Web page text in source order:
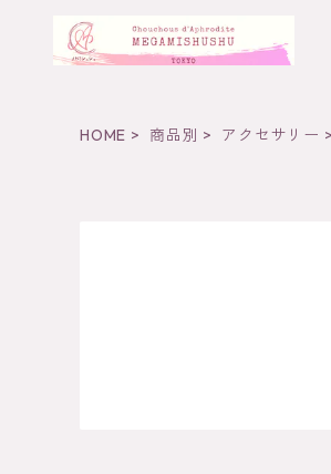
HOME 商品別 アクセサリー